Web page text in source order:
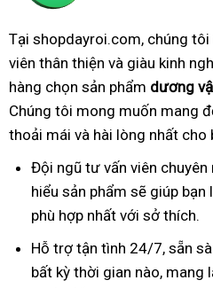
Tại shopdayroi.com, chúng
viên thân thiện và giàu kinh
hàng chọn sản phẩm dương
Chúng tôi mong muốn mang
thoải mái và hài lòng nhất cho
Đội ngũ tư vấn viên chuyên
hiểu sản phẩm sẽ giúp
phù hợp nhất với sở thích.
Hỗ trợ tận tình 24/7, sẵn
bất kỳ thời gian nào, mang